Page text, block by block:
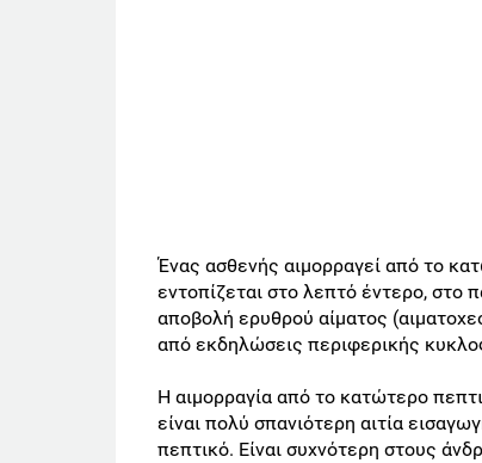
Ένας ασθενής αιμορραγεί από το
εντοπίζεται στο λεπτό έντερο, στο
αποβολή ερυθρού αίματος
από εκδηλώσεις περιφερικής
Η αιμορραγία από το κατώτερο
είναι πολύ σπανιότερη αιτία
πεπτικό. Είναι συχνότερη στους